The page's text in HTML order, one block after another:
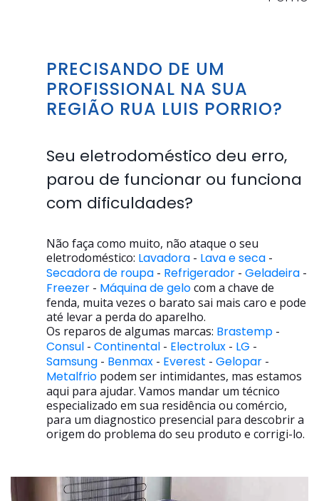
PRECISANDO DE UM
PROFISSIONAL NA SUA
REGIÃO RUA LUIS PORRIO?
Seu eletrodoméstico deu erro,
parou de funcionar ou funciona
com dificuldades?
Não faça como muito, não ataque o seu
eletrodoméstico: Lavadora - Lava e seca -
Secadora de roupa - Refrigerador - Geladeira -
Freezer - Máquina de gelocom a chave de
fenda, muita vezes o barato sai mais caro e pode
até levar a perda do aparelho.
Os reparos de algumas marcas: Brastemp -
Consul - Continental - Electrolux - LG -
Samsung - Benmax - Everest - Gelopar -
Metalfrio podem ser intimidantes, mas estamos
aqui para ajudar. Vamos mandar um técnico
especializado em sua residência ou comércio,
para um diagnostico presencial para descobrir a
origem do problema do seu produto e corrigi-lo.